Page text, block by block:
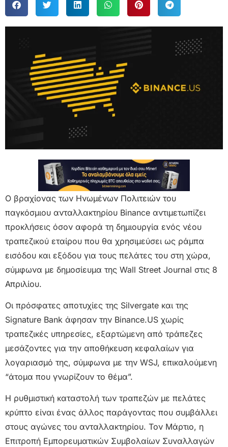
Ο βραχίονας των Ηνωμένων Πολιτειών του
παγκόσμιου ανταλλακτηρίου Binance αντιμετωπίζει
προκλήσεις όσον αφορά τη δημιουργία ενός νέου
τραπεζικού εταίρου που θα χρησιμεύσει ως ράμπα
εισόδου και εξόδου για τους πελάτες του στη χώρα,
σύμφωνα με δημοσίευμα της Wall Street Journal στις 8
Απριλίου.
Οι πρόσφατες αποτυχίες της Silvergate και της
Signature Bank άφησαν την Binance.US χωρίς
τραπεζικές υπηρεσίες, εξαρτώμενη από τράπεζες
μεσάζοντες για την αποθήκευση κεφαλαίων για
λογαριασμό της, σύμφωνα με την WSJ, επικαλούμενη
“άτομα που γνωρίζουν το θέμα”.
Η ρυθμιστική καταστολή των τραπεζών με πελάτες
κρύπτο είναι ένας άλλος παράγοντας που συμβάλλει
στους αγώνες του ανταλλακτηρίου. Τον Μάρτιο, η
Επιτροπή Εμπορευματικών Συμβολαίων Συναλλαγών